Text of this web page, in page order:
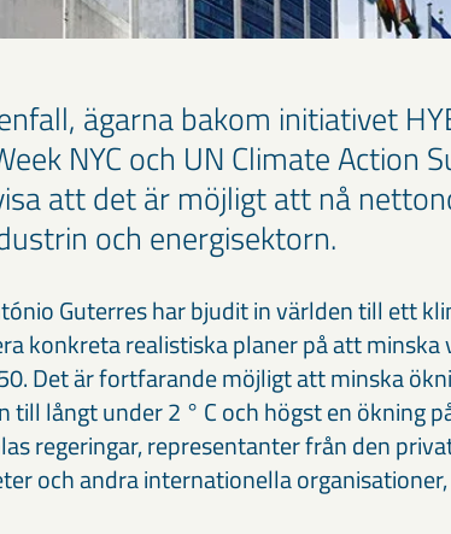
ägarna bakom initiativet
NYC och UN Climate Action
att det är möjligt att nå
och energisektorn.
Guterres har bjudit in världen till ett
konkreta realistiska planer på att minska
Det är fortfarande möjligt att minska
långt under 2 ° C och högst en ökning
regeringar, representanter från den
och andra internationella